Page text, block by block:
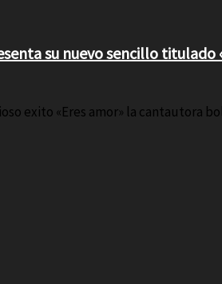
su nuevo sencillo titulado
exito «Eres amor» la